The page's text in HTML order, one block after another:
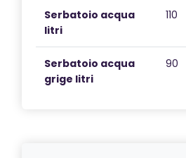
Serbatoio acqua
litri
110
Serbatoio acqua
grige litri
90